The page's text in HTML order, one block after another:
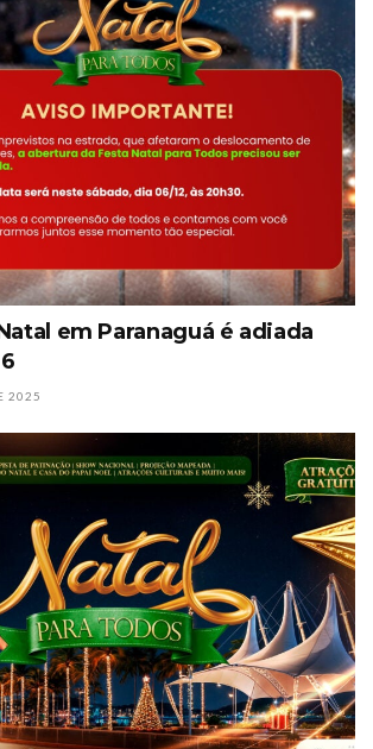
em Paranaguá é adiada
2025